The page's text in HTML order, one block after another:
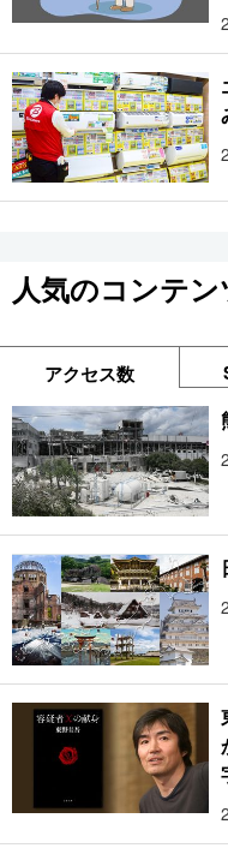
人気のコンテン
アクセス数